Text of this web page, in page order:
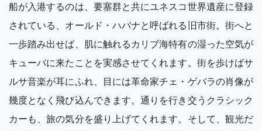
船が入港するのは、要塞群と共にユネスコ世界遺産に登録
されている、オールド・ハバナと呼ばれる旧市街。街へと
一歩踏み出せば、肌に触れるカリブ海特有の湿った空気が
キューバに来たことを実感させてくれます。街を歩けばサ
ルサ音楽が耳にふれ、目には革命家チェ・ゲバラの肖像が
幾度となく飛び込んできます。通りを行き交うクラシック
カーも、旅の気分を盛り上げてくれます。そして、観光だ